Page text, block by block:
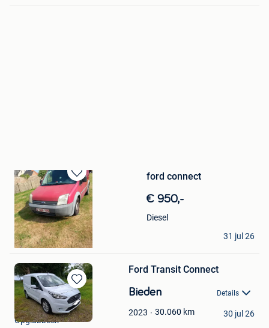
Bewaren
in
Mijn
Favorieten
ford connect
€ 950,-
Diesel
Ahmet Kandemir
Mol
31 jul 26
Bewaren
in
Mijn
Favorieten
Ford Transit Connect
Bieden Details
2023 30.060 km
Creemers
Opglabbeek
30 jul 26